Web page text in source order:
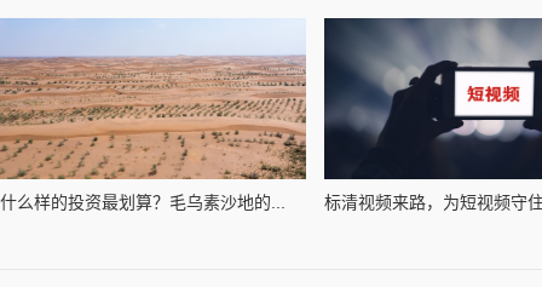
什么样的投资最划算？毛乌素沙地的... 标清视频来路，为短视频守